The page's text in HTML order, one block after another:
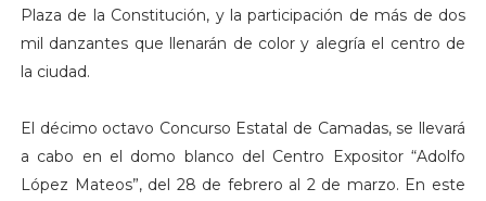
Plaza de la Constitución, y la participación de más de dos
mil danzantes que llenarán de color y alegría el centro de
la ciudad.
El décimo octavo Concurso Estatal de Camadas, se llevará
a cabo en el domo blanco del Centro Expositor “Adolfo
López Mateos”, del 28 de febrero al 2 de marzo. En este